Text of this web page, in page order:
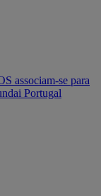
associam-se para
Portugal